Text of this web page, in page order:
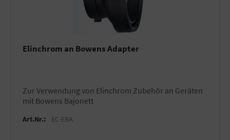
Elinchrom an Bowens Adapter
zur Verwendung von Elinchrom Zubehör an Geräten
mit Bowens Bajonett
Art.Nr.: EC-EBA